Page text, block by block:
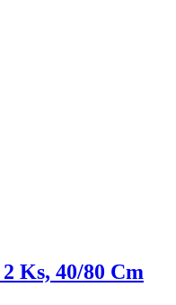
Ks, 40/80 Cm